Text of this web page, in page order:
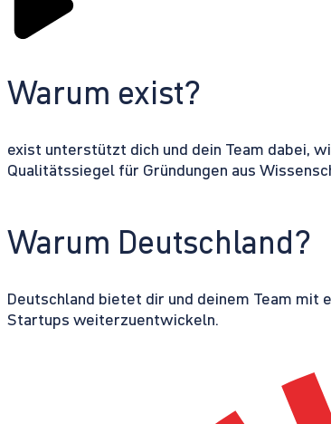
Warum exist?
exist unterstützt dich und dein Team dabei,
Qualitätssiegel für Gründungen aus
Warum Deutschland?
Deutschland bietet dir und deinem Team mit
Startups weiterzuentwickeln.